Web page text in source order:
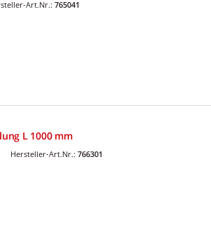
Art.Nr.: 765041
L 1000 mm
Hersteller-Art.Nr.: 766301